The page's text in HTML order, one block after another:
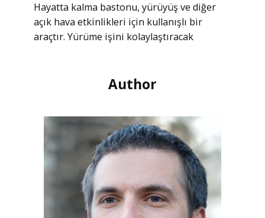
Hayatta kalma bastonu, yürüyüş ve diğer
açık hava etkinlikleri için kullanışlı bir
araçtır. Yürüme işini kolaylaştıracak
Author